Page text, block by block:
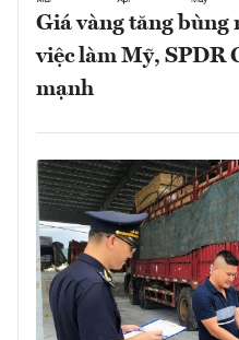
Giá vàng tăng bùng
việc làm Mỹ, SPDR
mạnh